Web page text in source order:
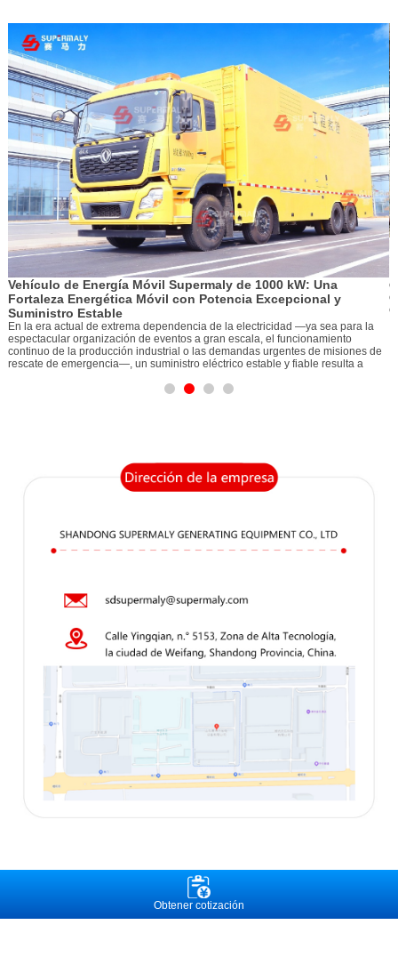
kW: Una
y
—ya sea para la
funcionamiento
de misiones de
y fiable resulta a
El «corazón» de la mina: Cómo los grupos
resisten entornos extremos
En medio del estruendo de las operaciones mineras, la
como la arteria vital que mantiene todo en
central del suministro eléctrico independiente de una
electrógeno diésel desempeña el papel vital de su
Obtener cotización